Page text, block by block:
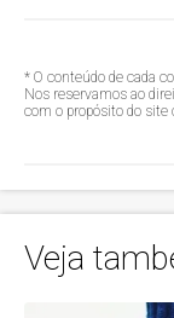
* O conteúdo de cada
Nos reservamos ao
com o propósito do
Veja